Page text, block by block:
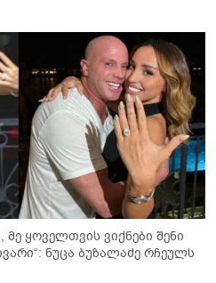
ყოველთვის ვიქნები შენი
ნუცა ბუზალაძე რჩეულს